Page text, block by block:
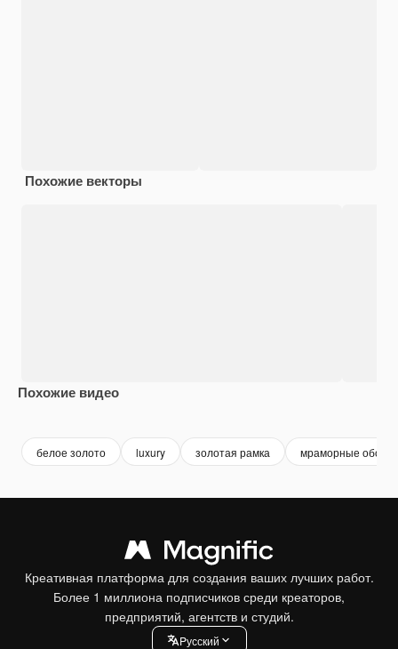
Похожие векторы
Похожие видео
белое золото luxury золотая рамка мраморные обои
Креативная платформа для создания ваших лучших работ.
Более 1 миллиона подписчиков среди креаторов,
предприятий, агентств и студий.
Pусский